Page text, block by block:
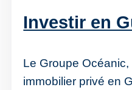
Investir en
Le Groupe
immobilier privé en